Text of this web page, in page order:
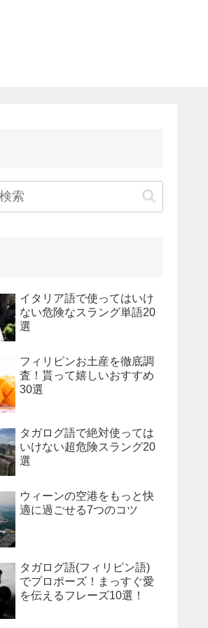
イタリア語で使ってはいけ
ない危険なスラング単語20
選
フィリピンお土産を徹底調
査！貰って嬉しいおすすめ
30選
タガログ語で絶対使っては
いけない超危険スラング20
選
ウィーンの空港をもっと快
適に過ごせる7つのコツ
タガログ語(フィリピン語)
でプロポーズ！まっすぐ愛
を伝えるフレーズ10選！